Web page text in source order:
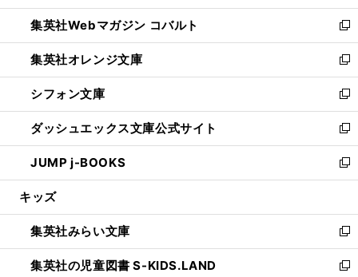
開
く
ウ
で
開
く
ン
ド
ウ
で
開
く
ウ
ィ
ン
ド
ウ
で
開
く
集英社Webマガジン コバルト
新
し
い
ウ
ィ
ン
ド
ウ
で
開
集英社オレンジ文庫
新
し
い
ウ
ィ
ン
ド
ウ
開
く
シフォン文庫
新
し
い
ウ
ィ
ン
ウ
で
開
く
ダッシュエックス文庫公式サイト
新
し
い
ウ
ン
ド
ウ
で
JUMP j-BOOKS
新
し
ウ
ィ
ン
ド
キッズ
集英社みらい文庫
新
し
い
集英社の児童図書 S-KIDS.LAND
新